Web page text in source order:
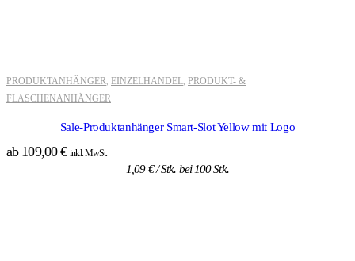
PRODUKTANHÄNGER EINZELHANDEL PRODUKT- &
FLASCHENANHÄNGER
Sale-Produktanhänger Smart-Slot Yellow mit Logo
ab 109,00€ inkl. MwSt.
1,09€/ Stk. bei 100 Stk.